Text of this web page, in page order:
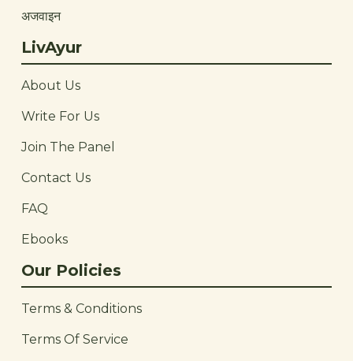
अजवाइन
LivAyur
About Us
Write For Us
Join The Panel
Contact Us
FAQ
Ebooks
Our Policies
Terms & Conditions
Terms Of Service